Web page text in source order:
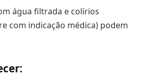
água filtrada e colírios
com indicação médica) podem